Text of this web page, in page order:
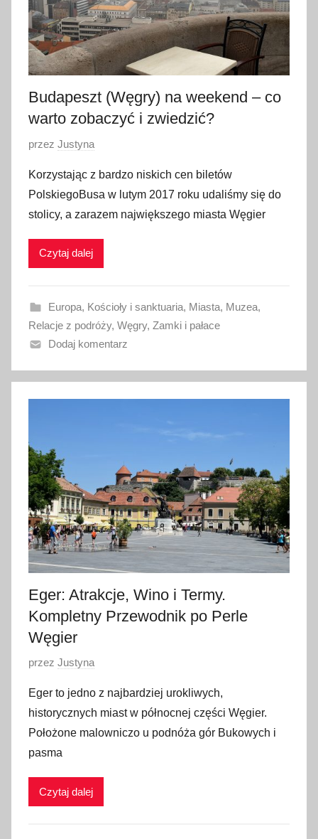
0
1
7
Budapeszt (Węgry) na weekend – co
warto zobaczyć i zwiedzić?
O
u
b
l
i
a
n
o
1
m
r
c
a
2
0
1
7
przez Justyna
Korzystając z bardzo niskich cen biletów
PolskiegoBusa w lutym 2017 roku udaliśmy się do
stolicy, a zarazem największego miasta Węgier
Czytaj dalej
Europa, Kościoły i sanktuaria, Miasta, Muzea,
Relacje z podróży, Węgry, Zamki i pałace
Dodaj komentarz
Eger: Atrakcje, Wino i Termy.
Kompletny Przewodnik po Perle
Węgier
O
u
b
l
i
w
przez Justyna
Eger to jedno z najbardziej urokliwych,
historycznych miast w północnej części Węgier.
Położone malowniczo u podnóża gór Bukowych i
pasma
Czytaj dalej